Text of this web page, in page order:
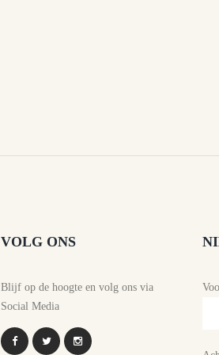
VOLG ONS
Blijf op de hoogte en volg ons via
Social Media